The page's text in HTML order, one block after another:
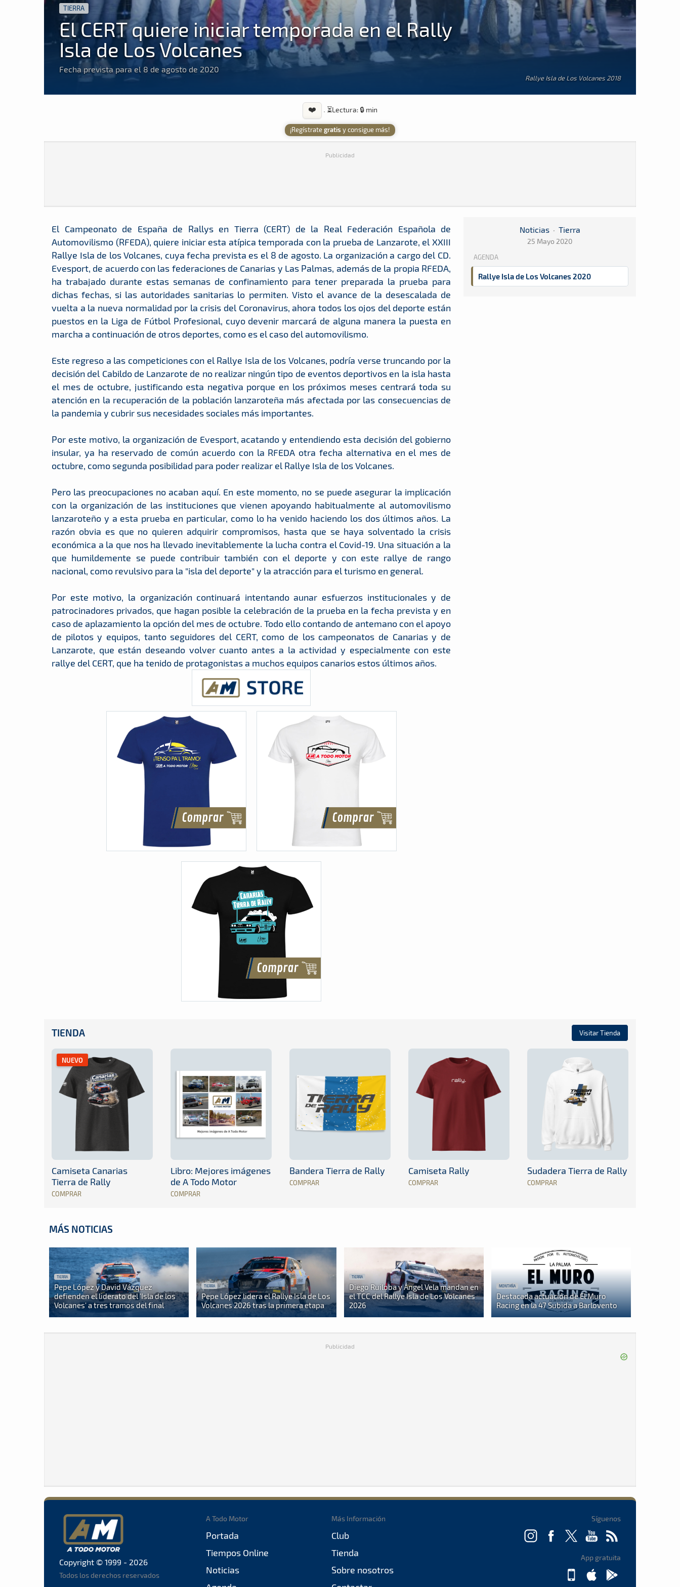
TIERRA
El CERT quiere iniciar temporada en el Rally
Isla de Los Volcanes
Fecha prevista para el 8 de agosto de 2020
Rallye Isla de Los Volcanes 2018
❤️ · ⏳Lectura: 🔒 min
¡Regístrategratis y consigue más!
Publicidad
Noticias · Tierra
25 Mayo 2020
AGENDA
Rallye Isla de Los Volcanes 2020
El Campeonato de España de Rallys en Tierra (CERT) de la Real Federación Española de
Automovilismo (RFEDA), quiere iniciar esta atípica temporada con la prueba de Lanzarote, el XXIII
Rallye Isla de los Volcanes, cuya fecha prevista es el 8 de agosto. La organización a cargo del CD.
Evesport, de acuerdo con las federaciones de Canarias y Las Palmas, además de la propia RFEDA,
ha trabajado durante estas semanas de confinamiento para tener preparada la prueba para
dichas fechas, si las autoridades sanitarias lo permiten. Visto el avance de la desescalada de
vuelta a la nueva normalidad por la crisis del Coronavirus, ahora todos los ojos del deporte están
puestos en la Liga de Fútbol Profesional, cuyo devenir marcará de alguna manera la puesta en
marcha a continuación de otros deportes, como es el caso del automovilismo.
Este regreso a las competiciones con el Rallye Isla de los Volcanes, podría verse truncando por la
decisión del Cabildo de Lanzarote de no realizar ningún tipo de eventos deportivos en la isla hasta
el mes de octubre, justificando esta negativa porque en los próximos meses centrará toda su
atención en la recuperación de la población lanzaroteña más afectada por las consecuencias de
la pandemia y cubrir sus necesidades sociales más importantes.
Por este motivo, la organización de Evesport, acatando y entendiendo esta decisión del gobierno
insular, ya ha reservado de común acuerdo con la RFEDA otra fecha alternativa en el mes de
octubre, como segunda posibilidad para poder realizar el Rallye Isla de los Volcanes.
Pero las preocupaciones no acaban aquí. En este momento, no se puede asegurar la implicación
con la organización de las instituciones que vienen apoyando habitualmente al automovilismo
lanzaroteño y a esta prueba en particular, como lo ha venido haciendo los dos últimos años. La
razón obvia es que no quieren adquirir compromisos, hasta que se haya solventado la crisis
económica a la que nos ha llevado inevitablemente la lucha contra el Covid-19. Una situación a la
que humildemente se puede contribuir también con el deporte y con este rallye de rango
nacional, como revulsivo para la "isla del deporte" y la atracción para el turismo en general.
Por este motivo, la organización continuará intentando aunar esfuerzos institucionales y de
patrocinadores privados, que hagan posible la celebración de la prueba en la fecha prevista y en
caso de aplazamiento la opción del mes de octubre. Todo ello contando de antemano con el apoyo
de pilotos y equipos, tanto seguidores del CERT, como de los campeonatos de Canarias y de
Lanzarote, que están deseando volver cuanto antes a la actividad y especialmente con este
rallye del CERT, que ha tenido de protagonistas a muchos equipos canarios estos últimos años.
TIENDA Visitar Tienda
NUEVO
Camiseta Canarias
Tierra de Rally
COMPRAR
Libro: Mejores imágenes
de A Todo Motor
COMPRAR
Bandera Tierra de Rally
COMPRAR
Camiseta Rally
COMPRAR
Sudadera Tierra de Rally
COMPRAR
MÁS NOTICIAS
TIERRA
Pepe López y David Vázquez
defienden el liderato del 'Isla de los
Volcanes' a tres tramos del final
TIERRA
Pepe López lidera el Rallye Isla de Los
Volcanes 2026 tras la primera etapa
TIERRA
Diego Ruiloba y Ángel Vela mandan en
el TCC del Rallye Isla de Los Volcanes
2026
MONTAÑA
Destacada actuación de El Muro
Racing en la 47 Subida a Barlovento
Publicidad
Copyright © 1999 - 2026
Todos los derechos reservados
A Todo Motor
Portada
Tiempos Online
Noticias
Más Información
Club
Tienda
Sobre nosotros
Síguenos
App gratuita